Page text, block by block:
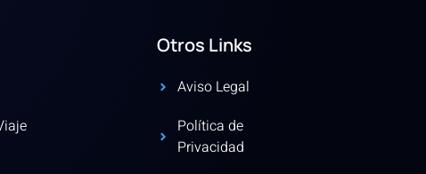
Otros Links
Aviso Legal
Política de
Privacidad